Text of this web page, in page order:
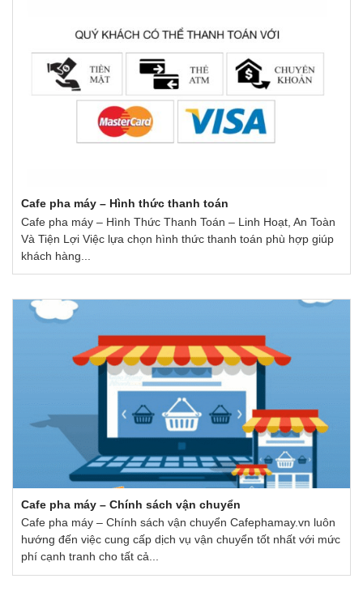
Cafe pha máy – Hình thức thanh toán
Cafe pha máy – Hình Thức Thanh Toán – Linh Hoạt, An Toàn
Và Tiện Lợi Việc lựa chọn hình thức thanh toán phù hợp giúp
khách hàng...
Cafe pha máy – Chính sách vận chuyển
Cafe pha máy – Chính sách vận chuyển Cafephamay.vn luôn
hướng đến việc cung cấp dịch vụ vận chuyển tốt nhất với mức
phí cạnh tranh cho tất cả...